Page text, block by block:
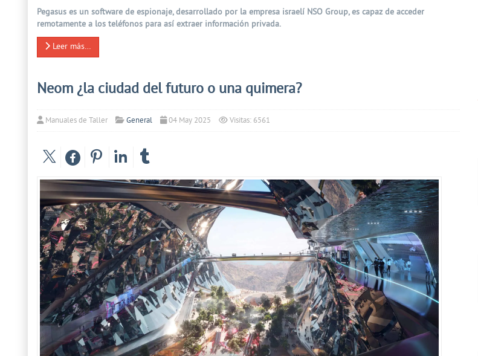
Pegasus es un software de espionaje, desarrollado por la empresa israelí NSO Group, es capaz de acceder
remotamente a los teléfonos para así extraer información privada.
Leer más…
Neom ¿la ciudad del futuro o una quimera?
Manuales de Taller General 04 May 2025 Visitas: 6561